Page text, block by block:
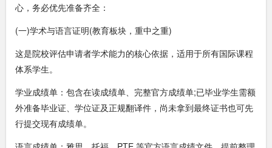
心，务必优先准备齐全：
(一)学术与语言证明(教育板块，重中之重)
这是院校评估申请者学术能力的核心依据，适用于所有国际课程
体系学生。
学业成绩单：包含在读成绩单、完整官方成绩单;已毕业学生需额
外准备毕业证、学位证及正规翻译件，尚未拿到最终证书也可先
行提交现有成绩单。